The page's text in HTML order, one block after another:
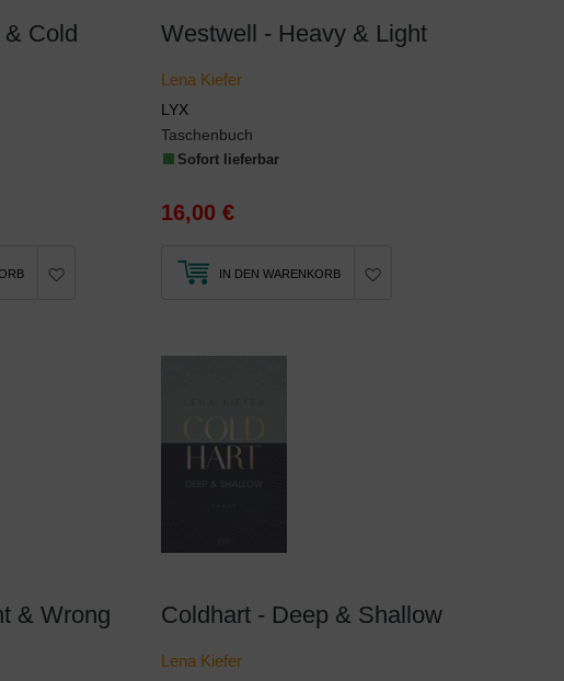
Cold Westwell - Heavy & Light
Lena Kiefer
LYX
Taschenbuch
Sofort lieferbar
16,00 €
IN DEN WARENKORB
& Wrong Coldhart - Deep & Shallow
Lena Kiefer